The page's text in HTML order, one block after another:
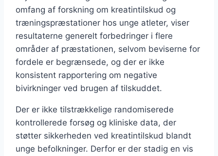
omfang af forskning om kreatintilskud og
træningspræstationer hos unge atleter, viser
resultaterne generelt forbedringer i flere
områder af præstationen, selvom beviserne for
fordele er begrænsede, og der er ikke
konsistent rapportering om negative
bivirkninger ved brugen af tilskuddet.
Der er ikke tilstrækkelige randomiserede
kontrollerede forsøg og kliniske data, der
støtter sikkerheden ved kreatintilskud blandt
unge befolkninger. Derfor er der stadig en vis